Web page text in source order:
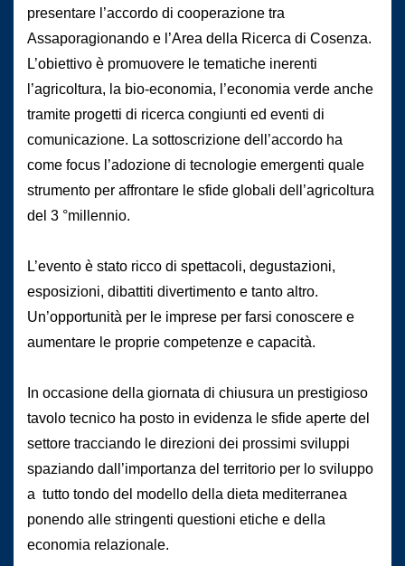
presentare l’accordo di cooperazione tra
Assaporagionando e l’Area della Ricerca di Cosenza.
L’obiettivo è promuovere le tematiche inerenti
l’agricoltura, la bio-economia, l’economia verde anche
tramite progetti di ricerca congiunti ed eventi di
comunicazione. La sottoscrizione dell’accordo ha
come focus l’adozione di tecnologie emergenti quale
strumento per affrontare le sfide globali dell’agricoltura
del 3 °millennio.
L’evento è stato ricco di spettacoli, degustazioni,
esposizioni, dibattiti divertimento e tanto altro.
Un’opportunità per le imprese per farsi conoscere e
aumentare le proprie competenze e capacità.
In occasione della giornata di chiusura un prestigioso
tavolo tecnico ha posto in evidenza le sfide aperte del
settore tracciando le direzioni dei prossimi sviluppi
spaziando dall’importanza del territorio per lo sviluppo
a tutto tondo del modello della dieta mediterranea
ponendo alle stringenti questioni etiche e della
economia relazionale.